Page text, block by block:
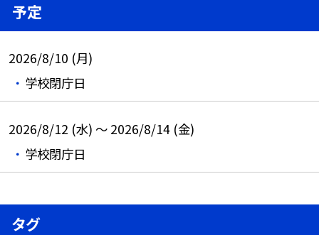
予定
2026/8/10 (月)
学校閉庁日
2026/8/12 (水) ～ 2026/8/14 (金)
学校閉庁日
タグ